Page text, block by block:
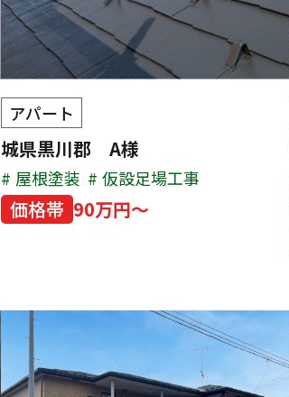
アパート
城県黒川郡 A様
屋根塗装 仮設足場工事
価格帯 90万円～